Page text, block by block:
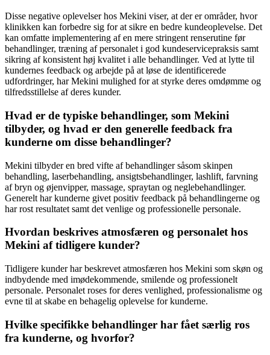
Disse negative oplevelser hos Mekini viser, at der er områder, hvor
klinikken kan forbedre sig for at sikre en bedre kundeoplevelse. Det
kan omfatte implementering af en mere stringent renserutine før
behandlinger, træning af personalet i god kundeservicepraksis samt
sikring af konsistent høj kvalitet i alle behandlinger. Ved at lytte til
kundernes feedback og arbejde på at løse de identificerede
udfordringer, har Mekini mulighed for at styrke deres omdømme og
tilfredsstillelse af deres kunder.
Hvad er de typiske behandlinger, som Mekini
tilbyder, og hvad er den generelle feedback fra
kunderne om disse behandlinger?
Mekini tilbyder en bred vifte af behandlinger såsom skinpen
behandling, laserbehandling, ansigtsbehandlinger, lashlift, farvning
af bryn og øjenvipper, massage, spraytan og neglebehandlinger.
Generelt har kunderne givet positiv feedback på behandlingerne og
har rost resultatet samt det venlige og professionelle personale.
Hvordan beskrives atmosfæren og personalet hos
Mekini af tidligere kunder?
Tidligere kunder har beskrevet atmosfæren hos Mekini som skøn og
indbydende med imødekommende, smilende og professionelt
personale. Personalet roses for deres venlighed, professionalisme og
evne til at skabe en behagelig oplevelse for kunderne.
Hvilke specifikke behandlinger har fået særlig ros
fra kunderne, og hvorfor?